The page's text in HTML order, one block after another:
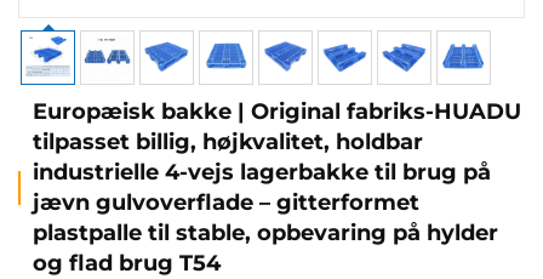
Europæisk bakke | Original fabriks-HUADU
tilpasset billig, højkvalitet, holdbar
industrielle 4-vejs lagerbakke til brug på
jævn gulvoverflade – gitterformet
plastpalle til stable, opbevaring på hylder
og flad brug T54